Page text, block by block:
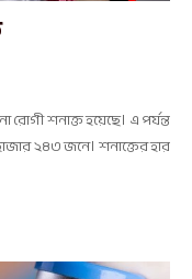
শনাক্ত হয়েছে। এ পর্যন্ত
২৪৩ জনে। শনাক্তের হার